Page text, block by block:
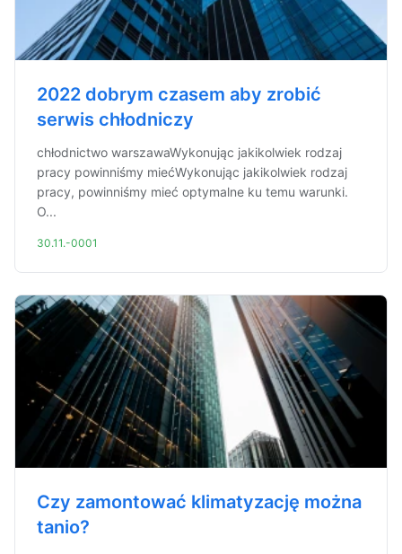
2022 dobrym czasem aby zrobić
serwis chłodniczy
chłodnictwo warszawaWykonując jakikolwiek rodzaj
pracy powinniśmy miećWykonując jakikolwiek rodzaj
pracy, powinniśmy mieć optymalne ku temu warunki.
O...
30.11.-0001
Czy zamontować klimatyzację można
tanio?